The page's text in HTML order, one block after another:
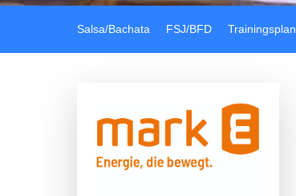
Salsa/Bachata FSJ/BFD Trainingsplan